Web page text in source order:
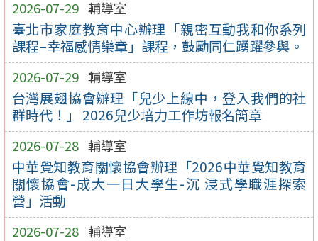
2026-07-29 輔導室
臺北市家庭教育中心辦理「親密互動我和你系列
課程–幸福感情樂章」課程，鼓勵同仁踴躍參與。
2026-07-29 輔導室
台灣展翅協會辦理「兒少上線中，登入我們的社
群時代！」 2026兒少培力工作坊報名簡章
2026-07-28 輔導室
中華覺知教育關懷協會辦理「2026中華覺知教育
關懷協會-成大一日大學生-沉 浸式學職涯探索
營」活動
2026-07-28 輔導室